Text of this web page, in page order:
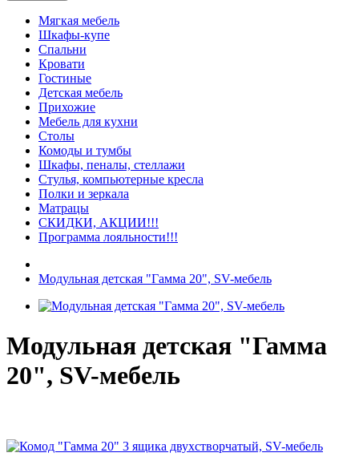
Мягкая мебель
Шкафы-купе
Спальни
Кровати
Гостиные
Детская мебель
Прихожие
Мебель для кухни
Столы
Комоды и тумбы
Шкафы, пеналы, стеллажи
Стулья, компьютерные кресла
Полки и зеркала
Матрацы
СКИДКИ, АКЦИИ!!!
Программа лояльности!!!
Модульная детская "Гамма 20", SV-мебель
Модульная детская "Гамма
20", SV-мебель